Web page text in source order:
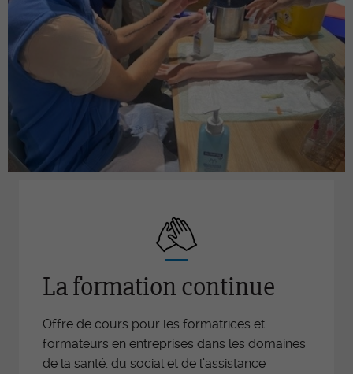
La formation continue
Offre de cours pour les formatrices et
formateurs en entreprises dans les domaines
de la santé, du social et de l’assistance